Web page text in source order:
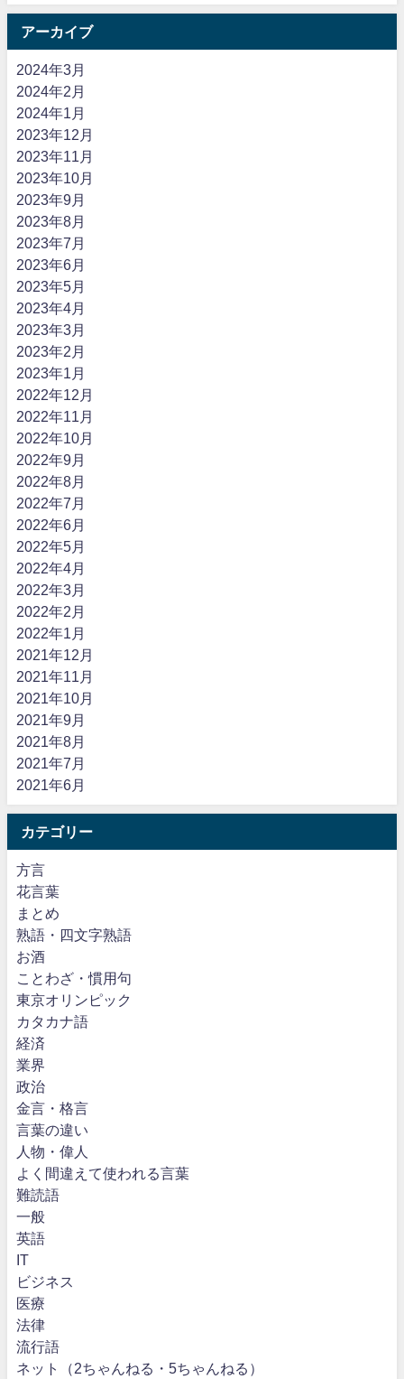
アーカイブ
2024年3月
2024年2月
2024年1月
2023年12月
2023年11月
2023年10月
2023年9月
2023年8月
2023年7月
2023年6月
2023年5月
2023年4月
2023年3月
2023年2月
2023年1月
2022年12月
2022年11月
2022年10月
2022年9月
2022年8月
2022年7月
2022年6月
2022年5月
2022年4月
2022年3月
2022年2月
2022年1月
2021年12月
2021年11月
2021年10月
2021年9月
2021年8月
2021年7月
2021年6月
カテゴリー
方言
花言葉
まとめ
熟語・四文字熟語
お酒
ことわざ・慣用句
東京オリンピック
カタカナ語
経済
業界
政治
金言・格言
言葉の違い
人物・偉人
よく間違えて使われる言葉
難読語
一般
英語
IT
ビジネス
医療
法律
流行語
ネット（2ちゃんねる・5ちゃんねる）